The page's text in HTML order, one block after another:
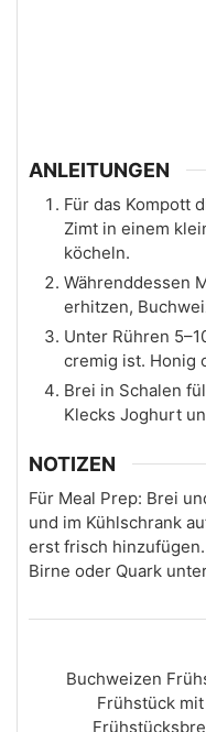
ANLEITUNGEN
Für das Kompott
Zimt in einem
köcheln.
Währenddessen
erhitzen,
Unter Rühren
cremig ist. Honig
Brei in Schalen
Klecks Joghurt
NOTIZEN
Für Meal Prep: Brei
und im Kühlschrank
erst frisch
Birne oder Quark
Buchweizen
Frühstück